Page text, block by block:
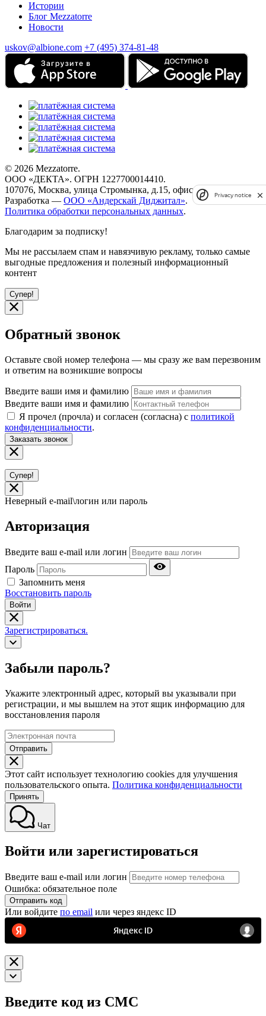
Истории
Блог Mezzatorre
Новости
uskov@albione.com +7 (495) 374-81-48
© 2026 Mezzatorre.
ООО «ДЕКТА». ОГРН 1227700014410.
107076, Москва, улица Стромынка, д.15, офис 67.
Разработка — ООО «Андерскай Диджитал».
Политика обработки персональных данных.
Благодарим за подписку!
Мы не рассылаем спам и навязчивую рекламу, только самые
выгодные предложения и полезный информационный
контент
Супер!
Обратный звонок
Оставьте свой номер телефона — мы сразу же вам перезвоним
и ответим на возникшие вопросы
Введите ваши имя и фамилию
Введите ваши имя и фамилию
Я прочел (прочла) и согласен (согласна) с политикой
конфиденциальности.
Заказать звонок
Супер!
Неверный e-mail\логин или пароль
Авторизация
Введите ваш e-mail или логин
Пароль
Запомнить меня
Восстановить пароль
Войти
Зарегистрироваться.
Забыли пароль?
Укажите электронный адрес, который вы указывали при
регистрации, и мы вышлем на этот ящик информацию для
восстановления пароля
Отправить
Этот сайт использует технологию cookies для улучшения
пользовательского опыта. Политика конфиденциальности
Принять
Чат
Войти или зарегистироваться
Введите ваш e-mail или логин
Ошибка: обязательное поле
Отправить код
Или войдите по email или через яндекс ID
Введите код из СМС
Privacy notice